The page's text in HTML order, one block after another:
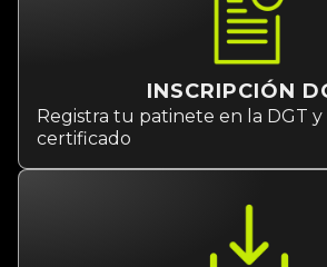
INSCRIPCIÓN
Registra tu patinete en la DGT
certificado